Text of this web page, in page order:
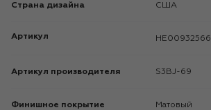
Страна дизайна США
Артикул HE00932566
Артикул производителя S3BJ-69
Финишное покрытие Матовый